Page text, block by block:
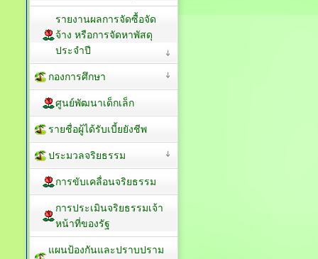
รายงานผลการจัดซื้อจัด
จ้าง หรือการจัดหาพัสดุ
ประจำปี
กองการศึกษา
ศูนย์พัฒนาเด็กเล็ก
รายชื่อผู้ได้รับเบี้ยยังชีพ
ประมวลจริยธรรม
การขับเคลื่อนจริยธรรม
การประเมินจริยธรรมเจ้า
หน้าที่ของรัฐ
แผนป้องกันและปราบปราม